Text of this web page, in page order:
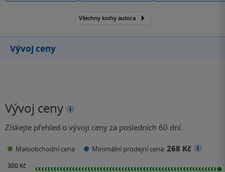
Všechny knihy autora
Vývoj ceny
Vývoj ceny
Získejte přehled o vývoji ceny za posledních 60 dní.
Maloobchodní cena Minimální prodejní cena:268 Kč